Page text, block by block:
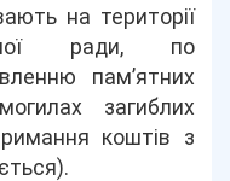
на території
ради, по
пам’ятних
загиблих
коштів з